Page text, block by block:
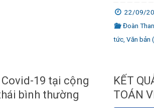
22/09/
Đoàn
tức, Văn bản
19 tại cộng
bình thường
KẾT
TOÁN